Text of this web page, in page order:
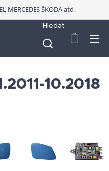
MERCEDES ŠKODA atd.
Hledat
10.2018